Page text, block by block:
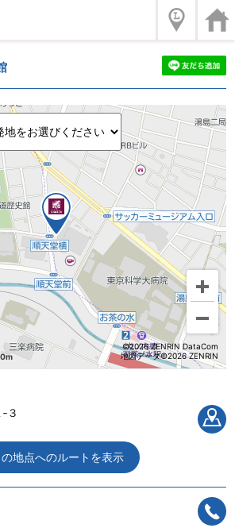
©2026 ZENRIN DataCom
地図データ©2026 ZENRIN
３
の地点へのルートを表示